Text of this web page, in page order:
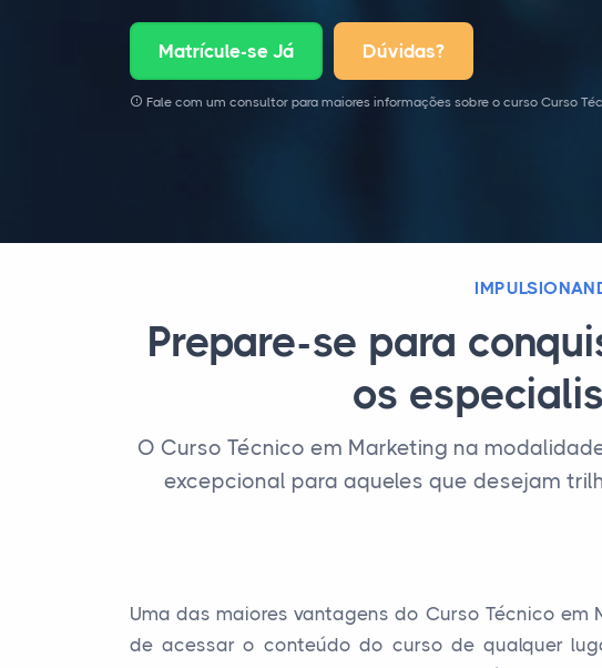
Matrícule-se Já Dúvidas?
Fale com um consultor para maiores informações sobre o curso Curso
Prepare-se para
os
O Curso Técnico em Marketing na
excepcional para aqueles que desejam
Uma das maiores vantagens do Curso Técnico
de acessar o conteúdo do curso de qualquer